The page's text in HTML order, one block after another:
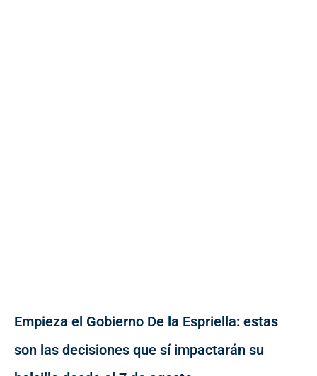
Empieza el Gobierno De la Espriella: estas
son las decisiones que sí impactarán su